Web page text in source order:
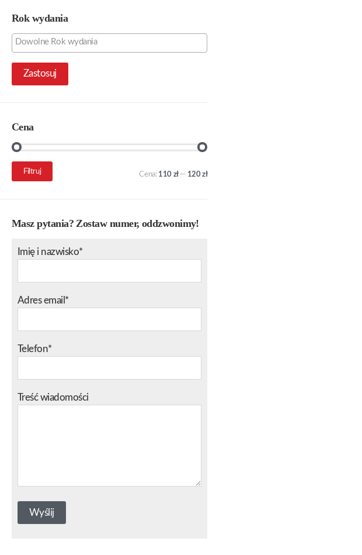
Rok wydania
Zastosuj
Cena
Cena
min.
Cena
maks.
Filtruj Cena: 110 zł— 120 zł
Masz pytania? Zostaw numer, oddzwonimy!
Imię i nazwisko*
Adres email*
Telefon*
Treść wiadomości